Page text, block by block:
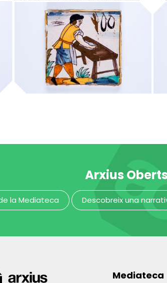
MUHBA - Museu d'Història de Barcelona
Arxius
la Mediateca Descobreix una
Mediateca